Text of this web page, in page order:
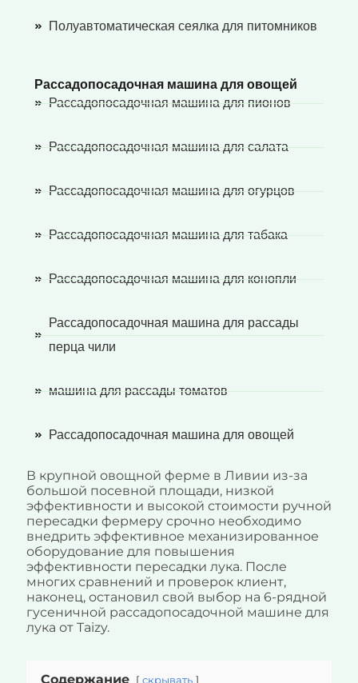
Полуавтоматическая сеялка для питомников
Рассадопосадочная машина для овощей
Рассадопосадочная машина для пионов
Рассадопосадочная машина для салата
Рассадопосадочная машина для огурцов
Рассадопосадочная машина для табака
Рассадопосадочная машина для конопли
Рассадопосадочная машина для рассады
перца чили
машина для рассады томатов
Рассадопосадочная машина для овощей
В крупной овощной ферме в Ливии из-за
большой посевной площади, низкой
эффективности и высокой стоимости ручной
пересадки фермеру срочно необходимо
внедрить эффективное механизированное
оборудование для повышения
эффективности пересадки лука. После
многих сравнений и проверок клиент,
наконец, остановил свой выбор на 6-рядной
гусеничной рассадопосадочной машине для
лука от Taizy.
Содержание скрывать